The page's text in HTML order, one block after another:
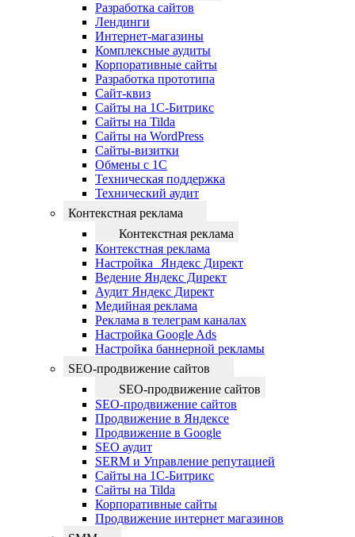
Разработка сайтов
Лендинги
Интернет-магазины
Комплексные аудиты
Корпоративные сайты
Разработка прототипа
Сайт-квиз
Сайты на 1С-Битрикс
Сайты на Tilda
Сайты на WordPress
Сайты-визитки
Обмены с 1С
Техническая поддержка
Технический аудит
Контекстная реклама
Контекстная реклама
Контекстная реклама
Настройка Яндекс Директ
Ведение Яндекс Директ
Аудит Яндекс Директ
Медийная реклама
Реклама в телеграм каналах
Настройка Google Ads
Настройка баннерной рекламы
SEO-продвижение сайтов
SEO-продвижение сайтов
SEO-продвижение сайтов
Продвижение в Яндексе
Продвижение в Google
SEO аудит
SERM и Управление репутацией
Сайты на 1С-Битрикс
Сайты на Tilda
Корпоративные сайты
Продвижение интернет магазинов